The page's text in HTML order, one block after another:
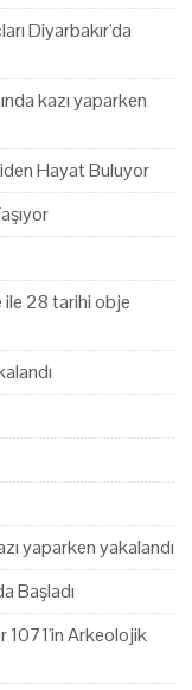
Diyarbakır'da
kazı yaparken
Hayat Buluyor
ile 28 tarihi obje
yaparken yakalandı
Başladı
1071'in Arkeolojik